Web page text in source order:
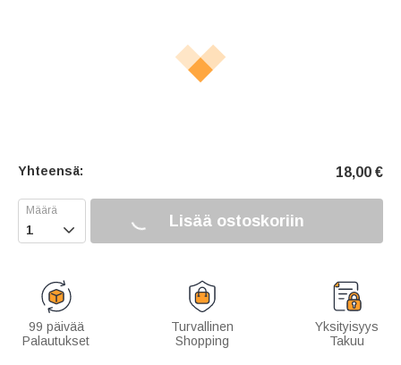
Yhteensä: 18,00 €
 Lisää ostoskoriin
99 päivää
Palautukset
Turvallinen
Shopping
Yksityisyys
Takuu